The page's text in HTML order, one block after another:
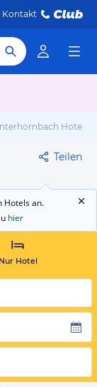
Kontakt
Hotels
Teilen
Hotels an.
hier
Nur Hotel